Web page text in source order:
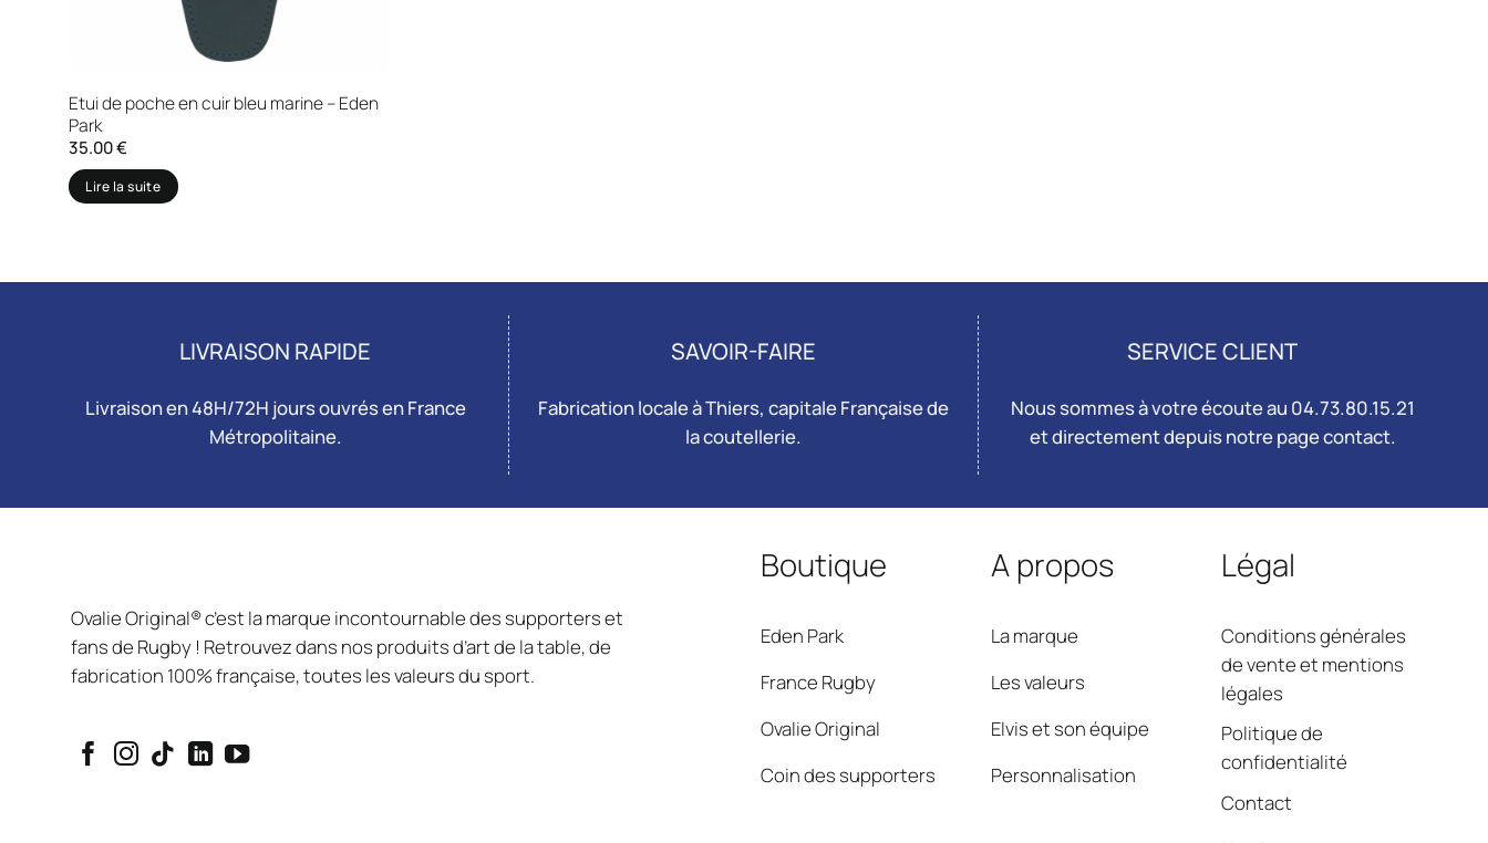
Etui de poche en cuir bleu marine – Eden
Park
35.00€
Lire la suite
LIVRAISON RAPIDE
Livraison en 48H/72H jours ouvrés en France
Métropolitaine.
SAVOIR-FAIRE
Fabrication locale à Thiers, capitale Française de
la coutellerie.
SERVICE CLIENT
Nous sommes à votre écoute au 04.73.80.15.21
et directement depuis notre pagecontact.
Ovalie Original® c’est la marque incontournable des supporters et
fans de Rugby ! Retrouvez dans nos produits d’art de la table, de
fabrication 100% française, toutes les valeurs du sport.
Boutique
Eden Park
France Rugby
Ovalie Original
Coin des supporters
A propos
La marque
Les valeurs
Elvis et son équipe
Personnalisation
Légal
Conditions générales
de vente et mentions
légales
Politique de
confidentialité
Contact